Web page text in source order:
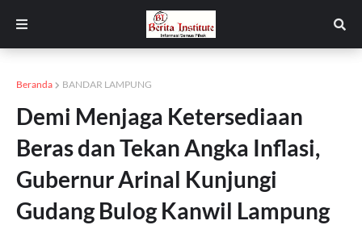
Beranda BANDAR LAMPUNG
Demi Menjaga Ketersediaan
Beras dan Tekan Angka Inflasi,
Gubernur Arinal Kunjungi
Gudang Bulog Kanwil Lampung